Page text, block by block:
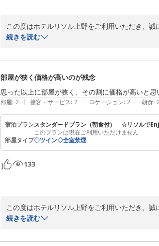
この度はホテルリソル上野をご利用いただき、誠
また立地についてお褒めの言葉を頂戴し、重ねて
また上野へお越しの際は、ぜひ当館をご利用い
ホテルリソル上野
2025-12-28
続きを読む
部屋が狭く価格が高いのが残念
思った以上に部屋が狭く、その割に価格が高いと思
部屋: 2 | 接客・サービス: 2 | ロケーション: 2 | 朝食:
宿泊プランスタンダードプラン（朝食付） ☆リソルで
このプランは現在ご利用いただけません
部屋タイプ◇ツイン◇全室禁煙
133
この度はホテルリソル上野をご利用いただき、誠
また、ご宿泊のご感想をお寄せいただきましたこ
当館は立地や機能性を重視したコンパクトな造
続きを読む